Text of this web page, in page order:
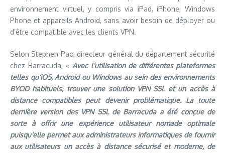
environnement virtuel, y compris via iPad, iPhone, Windows
Phone et appareils Android, sans avoir besoin de déployer ou
d’être compatible avec les clients VPN.
Selon Stephen Pao, directeur général du département sécurité
chez Barracuda, «Avec l’utilisation de différentes plateformes
telles qu’iOS, Android ou Windows au sein des environnements
BYOD habituels, trouver une solution VPN SSL et un accès à
distance compatibles peut devenir problématique. La toute
dernière version des VPN SSL de Barracuda a été conçue de
sorte à offrir une expérience utilisateur nomade optimale
puisqu’elle permet aux administrateurs informatiques de fournir
aux utilisateurs un accès à distance sécurisé et moderne, de